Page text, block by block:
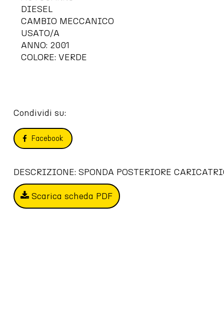
DIESEL
CAMBIO MECCANICO
USATO/A
ANNO: 2001
COLORE: VERDE
Condividi su:
Facebook
DESCRIZIONE: SPONDA POSTERIORE
Scarica scheda PDF